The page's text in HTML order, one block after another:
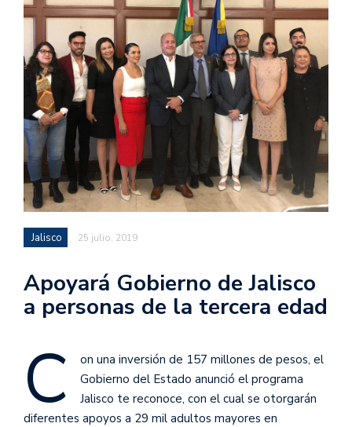
Jalisco 25 julio, 2019
Apoyará Gobierno de Jalisco
a personas de la tercera edad
C
on una inversión de 157 millones de pesos, el
Gobierno del Estado anunció el programa
Jalisco te reconoce, con el cual se otorgarán
diferentes apoyos a 29 mil adultos mayores en